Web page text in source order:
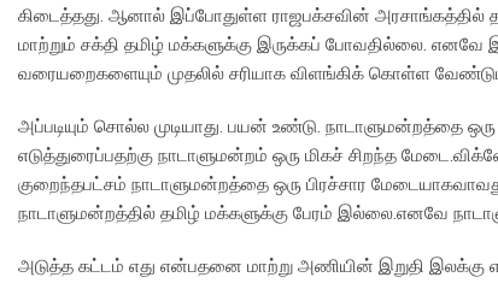
கிடைத்தது. ஆனால் இப்போதுள்ள ராஜபக்சவின் அரசாங்கத்தில்
மாற்றும் சக்தி தமிழ் மக்களுக்கு இருக்கப் போவதில்லை. எனவே
வரையறைகளையும் முதலில் சரியாக விளங்கிக் கொள்ள
அப்படியும் சொல்ல முடியாது. பயன் உண்டு. நாடாளுமன்றத்தை
எடுத்துரைப்பதற்கு நாடாளுமன்றம் ஒரு மிகச் சிறந்த
குறைந்தபட்சம் நாடாளுமன்றத்தை ஒரு பிரச்சார
நாடாளுமன்றத்தில் தமிழ் மக்களுக்கு பேரம் இல்லை.எனவே
அடுத்த கட்டம் எது என்பதனை மாற்று அணியின் இறுதி இலக்கு